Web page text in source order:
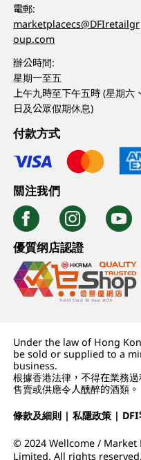
電郵:
marketplacecs@DFIretailgr
oup.com
辦公時間:
星期一至五
上午九時至下午五時 (星期六、
日及公眾假期休息)
付款方式
關注我們
優質纲店認證
Under the law of Hong
be sold or supplied to a
business.
根據香港法律，不得在業務
售賣或供應令人醺醉的酒類。
條款及細則 |私隱政策 |
© 2024 Wellcome / Market
Limited. All rights reserved.